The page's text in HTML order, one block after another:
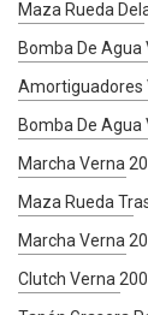
Maza Rueda
Bomba De Agua
Amortiguadores
Bomba De Agua
Marcha Verna
Maza Rueda
Marcha Verna
Clutch Verna